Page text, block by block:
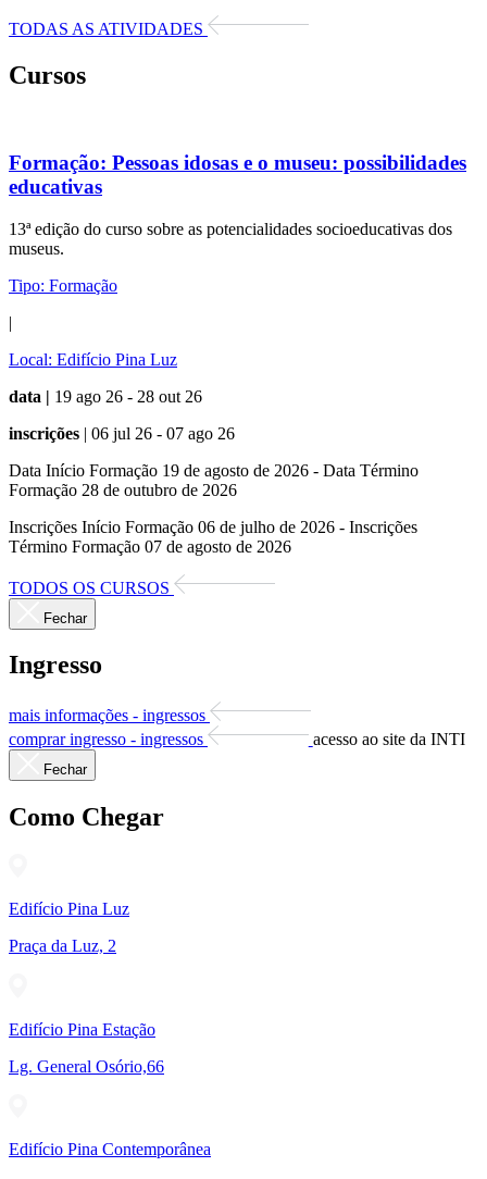
TODAS AS ATIVIDADES
Cursos
Formação: Pessoas idosas e o museu: possibilidades
educativas
13ª edição do curso sobre as potencialidades socioeducativas dos
museus.
Tipo: Formação
|
Local: Edifício Pina Luz
data | 19 ago 26 - 28 out 26
inscrições | 06 jul 26 - 07 ago 26
Data Início Formação 19 de agosto de 2026 - Data Término
Formação 28 de outubro de 2026
Inscrições Início Formação 06 de julho de 2026 - Inscrições
Término Formação 07 de agosto de 2026
TODOS OS CURSOS
Fechar
Ingresso
mais informações - ingressos
comprar ingresso - ingressos
acesso ao site da INTI
Fechar
Como Chegar
Edifício Pina Luz
Praça da Luz, 2
Edifício Pina Estação
Lg. General Osório,66
Edifício Pina Contemporânea